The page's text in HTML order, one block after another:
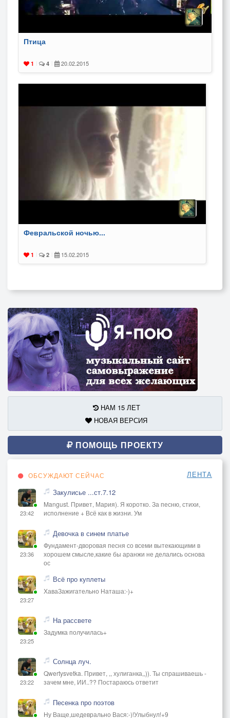
Птица
1 4 20.02.2015
Февральской ночью...
1 2 15.02.2015
НАМ 15 ЛЕТ
НОВАЯ ВЕРСИЯ
ПОМОЩЬ ПРОЕКТУ
ОБСУЖДАЮТ СЕЙЧАС ЛЕНТА
23:42
Закулисье ...ст.7.12
Mangust. Привет, Мария). Я коротко. За песню, стихи,
исполнение + Всё как в жизни. Ум
23:36
Девочка в синем платье
Фундамент-дворовая песня со всеми вытекающими в
хорошем смысле,какие бы аранжи не делались основа
ос
23:27
Всё про куплеты
ХаваЗажигательно Наташа:-)+
23:25
На рассвете
Задумка получилась+
23:22
Солнца луч.
Qwertysvetka. Привет, ,, хулиганка,,)). Ты спрашиваешь -
зачем мне, ИИ..?? Постараюсь ответит
Песенка про поэтов
Ну Ваще,шедеврально Вася:-)!Улыбнул!+9